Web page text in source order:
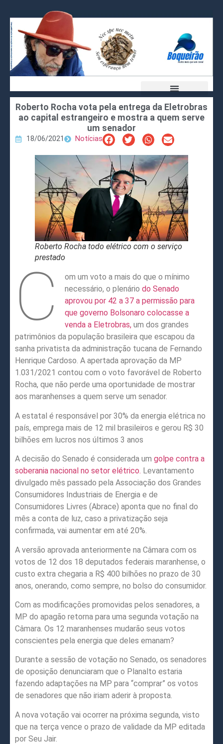
Roberto Rocha vota pela entrega da Eletrobras
ao capital estrangeiro e mostra a quem serve
um senador
18/06/2021 Notícias
Roberto Rocha todo elétrico com o serviço
prestado
C
om um voto a mais do que o mínimo
necessário, o plenáriodo Senado
aprovou por 42 a 37 a permissão para
que governo Bolsonaro colocasse a
venda a Eletrobras,um dos grandes
patrimônios da população brasileira que escapou da
sanha privatista da administração tucana de Fernando
Henrique Cardoso. A apertada aprovação da MP
1.031/2021 contou com o voto favorável de Roberto
Rocha, que não perde uma oportunidade de mostrar
aos maranhenses a quem serve um senador.
A estatal é responsável por 30% da energia elétrica no
país, emprega mais de 12 mil brasileiros e gerou R$ 30
bilhões em lucros nos últimos 3 anos
A decisão do Senado é considerada um golpe contra a
soberania nacional no setor elétrico. Levantamento
divulgado mês passado pela Associação dos Grandes
Consumidores Industriais de Energia e de
Consumidores Livres (Abrace) aponta que no final do
mês a conta de luz, caso a privatização seja
confirmada, vai aumentar em até 20%.
A versão aprovada anteriormente na Câmara com os
votos de 12 dos 18 deputados federais maranhense, o
custo extra chegaria a R$ 400 bilhões no prazo de 30
anos, onerando, como sempre, no bolso do consumidor.
Com as modificações promovidas pelos senadores, a
MP do apagão retorna para uma segunda votação na
Câmara. Os 12 maranhenses mudarão seus votos
conscientes pela energia que deles emanam?
Durante a sessão de votação no Senado, os senadores
de oposição denunciaram que o Planalto estaria
fazendo adaptações na MP para “comprar” os votos
de senadores que não iriam aderir à proposta.
A nova votação vai ocorrer na próxima segunda, visto
que na terça vence o prazo de validade da MP editada
por Seu Jair.